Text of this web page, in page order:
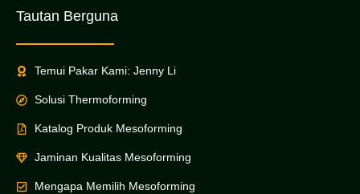
Tautan Berguna
Temui Pakar Kami: Jenny Li
Solusi Thermoforming
Katalog Produk Mesoforming
Jaminan Kualitas Mesoforming
Mengapa Memilih Mesoforming